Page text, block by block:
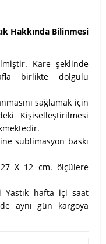
Hakkında Bilinmesi
Kare şeklinde
birlikte dolgulu
sağlamak için
Kişiselleştirilmesi
sublimasyon baskı
X 12 cm. ölçülere
Yastık hafta içi saat
aynı gün kargoya